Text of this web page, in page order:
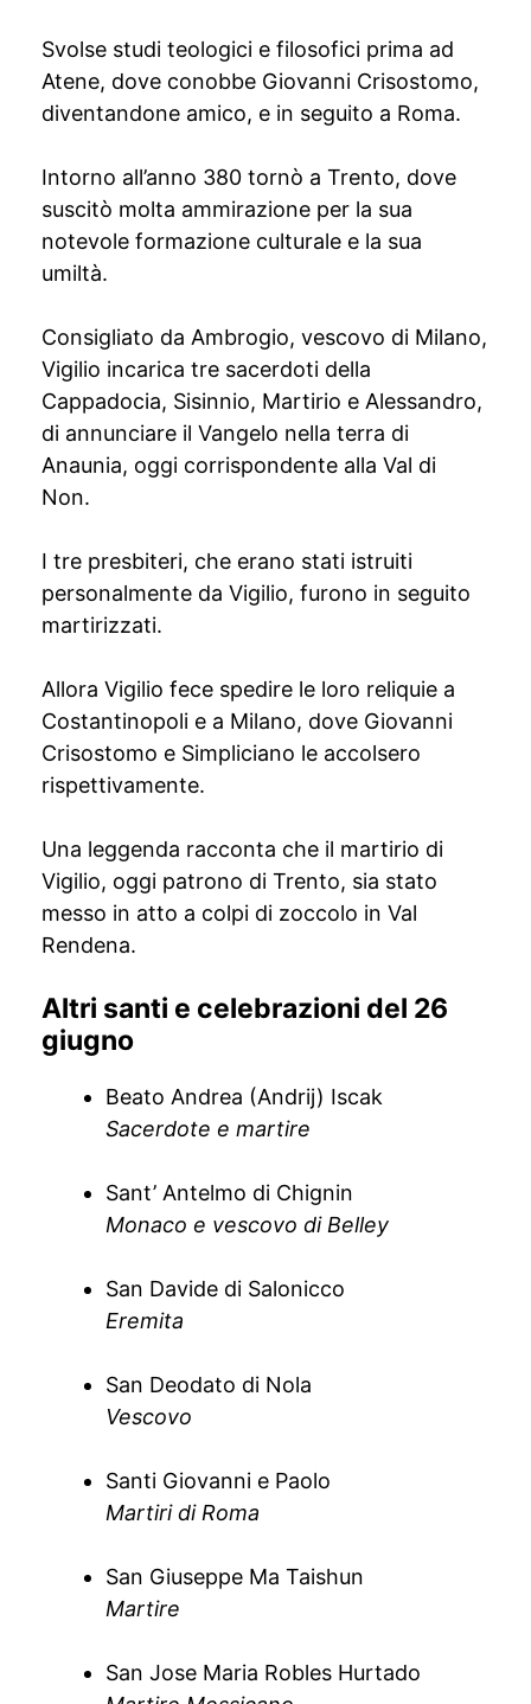
Svolse studi teologici e filosofici prima ad
Atene, dove conobbe Giovanni Crisostomo,
diventandone amico, e in seguito a Roma.
Intorno all’anno 380 tornò a Trento, dove
suscitò molta ammirazione per la sua
notevole formazione culturale e la sua
umiltà.
Consigliato da Ambrogio, vescovo di Milano,
Vigilio incarica tre sacerdoti della
Cappadocia, Sisinnio, Martirio e Alessandro,
di annunciare il Vangelo nella terra di
Anaunia, oggi corrispondente alla Val di
Non.
I tre presbiteri, che erano stati istruiti
personalmente da Vigilio, furono in seguito
martirizzati.
Allora Vigilio fece spedire le loro reliquie a
Costantinopoli e a Milano, dove Giovanni
Crisostomo e Simpliciano le accolsero
rispettivamente.
Una leggenda racconta che il martirio di
Vigilio, oggi patrono di Trento, sia stato
messo in atto a colpi di zoccolo in Val
Rendena.
Altri santi e celebrazioni del 26
giugno
Beato Andrea (Andrij) Iscak
Sacerdote e martire
Sant’ Antelmo di Chignin
Monaco e vescovo di Belley
San Davide di Salonicco
Eremita
San Deodato di Nola
Vescovo
Santi Giovanni e Paolo
Martiri di Roma
San Giuseppe Ma Taishun
Martire
San Jose Maria Robles Hurtado